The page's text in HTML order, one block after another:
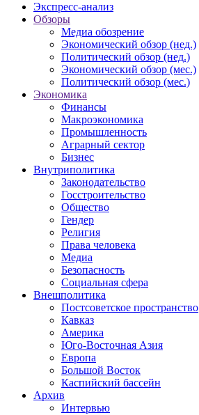
Экспресс-анализ
Обзоры
Медиа обозрение
Экономический обзор (нед.)
Политический обзор (нед.)
Экономический обзор (мес.)
Политический обзор (мес.)
Экономика
Финансы
Макроэкономика
Промышленность
Аграрный сектор
Бизнес
Внутриполитика
Законодательство
Госстроительство
Общество
Гендер
Религия
Права человека
Медиа
Безопасность
Социальная сфера
Внешполитика
Постсоветское пространство
Кавказ
Америка
Юго-Восточная Азия
Европа
Большой Восток
Каспийский бассейн
Архив
Интервью